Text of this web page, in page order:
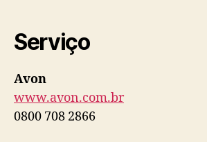
Serviço
Avon
www.avon.com.br
0800 708 2866